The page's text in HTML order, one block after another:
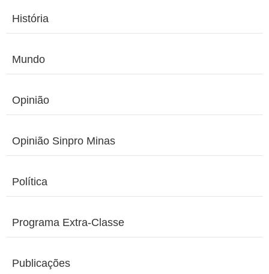
História
Mundo
Opinião
Opinião Sinpro Minas
Política
Programa Extra-Classe
Publicações